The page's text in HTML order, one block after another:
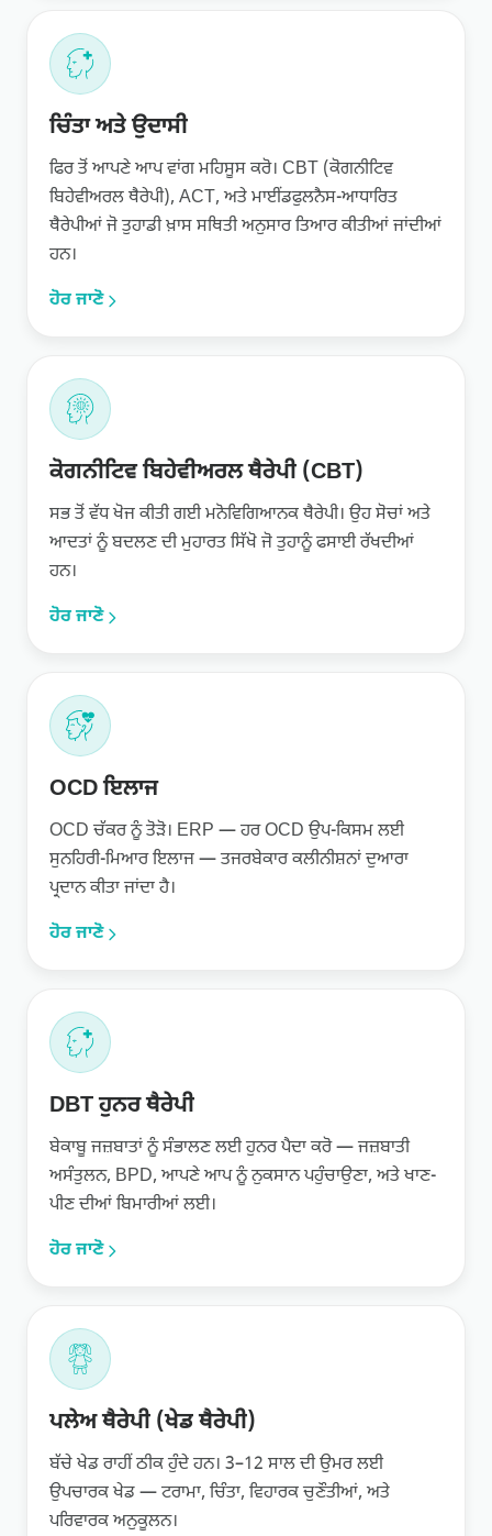
ਚਿੰਤਾ ਅਤੇ ਉਦਾਸੀ
ਫਿਰ ਤੋਂ ਆਪਣੇ ਆਪ ਵਾਂਗ ਮਹਿਸੂਸ ਕਰੋ। CBT (ਕੋਗਨੀਟਿਵ
ਬਿਹੇਵੀਅਰਲ ਥੈਰੇਪੀ), ACT, ਅਤੇ ਮਾਈਂਡਫੁਲਨੈਸ-ਆਧਾਰਿਤ
ਥੈਰੇਪੀਆਂ ਜੋ ਤੁਹਾਡੀ ਖ਼ਾਸ ਸਥਿਤੀ ਅਨੁਸਾਰ ਤਿਆਰ ਕੀਤੀਆਂ ਜਾਂਦੀਆਂ
ਹਨ।
ਹੋਰ ਜਾਣੋ
ਕੋਗਨੀਟਿਵ ਬਿਹੇਵੀਅਰਲ ਥੈਰੇਪੀ (CBT)
ਸਭ ਤੋਂ ਵੱਧ ਖੋਜ ਕੀਤੀ ਗਈ ਮਨੋਵਿਗਿਆਨਕ ਥੈਰੇਪੀ। ਉਹ ਸੋਚਾਂ ਅਤੇ
ਆਦਤਾਂ ਨੂੰ ਬਦਲਣ ਦੀ ਮੁਹਾਰਤ ਸਿੱਖੋ ਜੋ ਤੁਹਾਨੂੰ ਫਸਾਈ ਰੱਖਦੀਆਂ
ਹਨ।
ਹੋਰ ਜਾਣੋ
OCD ਇਲਾਜ
OCD ਚੱਕਰ ਨੂੰ ਤੋੜੋ। ERP — ਹਰ OCD ਉਪ-ਕਿਸਮ ਲਈ
ਸੁਨਹਿਰੀ-ਮਿਆਰ ਇਲਾਜ — ਤਜਰਬੇਕਾਰ ਕਲੀਨੀਸ਼ਨਾਂ ਦੁਆਰਾ
ਪ੍ਰਦਾਨ ਕੀਤਾ ਜਾਂਦਾ ਹੈ।
ਹੋਰ ਜਾਣੋ
DBT ਹੁਨਰ ਥੈਰੇਪੀ
ਬੇਕਾਬੂ ਜਜ਼ਬਾਤਾਂ ਨੂੰ ਸੰਭਾਲਣ ਲਈ ਹੁਨਰ ਪੈਦਾ ਕਰੋ — ਜਜ਼ਬਾਤੀ
ਅਸੰਤੁਲਨ, BPD, ਆਪਣੇ ਆਪ ਨੂੰ ਨੁਕਸਾਨ ਪਹੁੰਚਾਉਣਾ, ਅਤੇ ਖਾਣ-
ਪੀਣ ਦੀਆਂ ਬਿਮਾਰੀਆਂ ਲਈ।
ਹੋਰ ਜਾਣੋ
ਪਲੇਅ ਥੈਰੇਪੀ (ਖੇਡ ਥੈਰੇਪੀ)
ਬੱਚੇ ਖੇਡ ਰਾਹੀਂ ਠੀਕ ਹੁੰਦੇ ਹਨ। 3–12 ਸਾਲ ਦੀ ਉਮਰ ਲਈ
ਉਪਚਾਰਕ ਖੇਡ — ਟਰਾਮਾ, ਚਿੰਤਾ, ਵਿਹਾਰਕ ਚੁਣੌਤੀਆਂ, ਅਤੇ
ਪਰਿਵਾਰਕ ਅਨੁਕੂਲਨ।